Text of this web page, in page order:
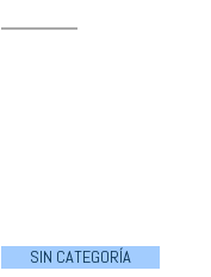
SIN CATEGORÍA